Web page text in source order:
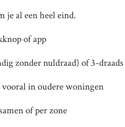
je al een heel eind.
of app
zonder nuldraad) of 3-
in oudere woningen
of per zone